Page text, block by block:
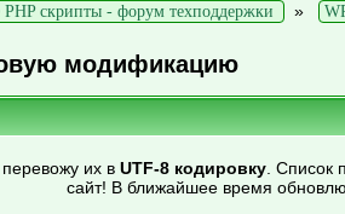
PHP скрипты - форум техподдержки »
модификацию
их в UTF-8 кодировку. Список
сайт! В ближайшее время